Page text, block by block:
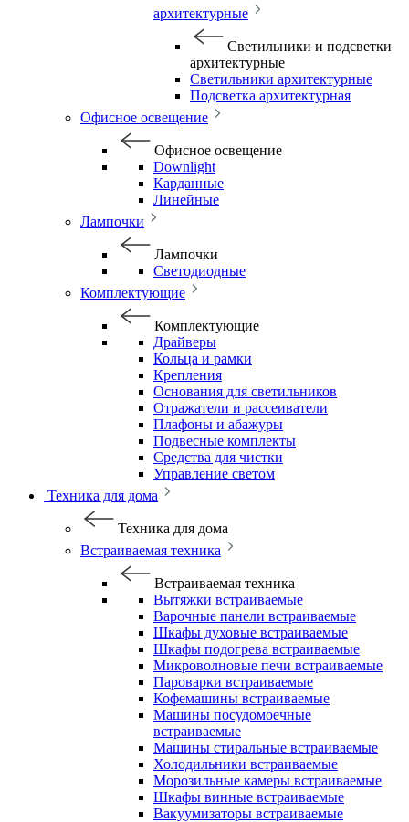
архитектурные
Светильники и подсветки
архитектурные
Светильники архитектурные
Подсветка архитектурная
Офисное освещение
Офисное освещение
Downlight
Карданные
Линейные
Лампочки
Лампочки
Светодиодные
Комплектующие
Комплектующие
Драйверы
Кольца и рамки
Крепления
Основания для светильников
Отражатели и рассеиватели
Плафоны и абажуры
Подвесные комплекты
Средства для чистки
Управление светом
Техника для дома
Техника для дома
Встраиваемая техника
Встраиваемая техника
Вытяжки встраиваемые
Варочные панели встраиваемые
Шкафы духовые встраиваемые
Шкафы подогрева встраиваемые
Микроволновые печи встраиваемые
Пароварки встраиваемые
Кофемашины встраиваемые
Машины посудомоечные
встраиваемые
Машины стиральные встраиваемые
Холодильники встраиваемые
Морозильные камеры встраиваемые
Шкафы винные встраиваемые
Вакуумизаторы встраиваемые